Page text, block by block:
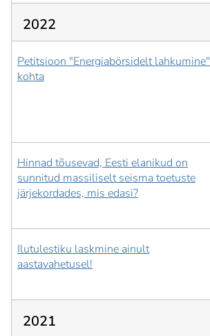
2022
Petitsioon "Energiabörsidelt lahkumine"
kohta
Hinnad tõusevad, Eesti elanikud on
sunnitud massiliselt seisma toetuste
järjekordades, mis edasi?
Ilutulestiku laskmine ainult
aastavahetusel!
2021